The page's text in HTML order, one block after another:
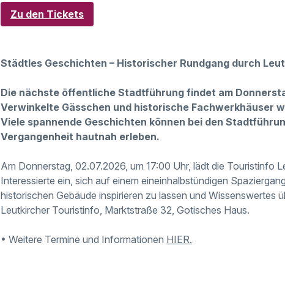
Zu den Tickets
Städtles Geschichten – Historischer Rundgang durch
Die nächste öffentliche Stadtführung findet am
Verwinkelte Gässchen und historische Fachwerkhäuser
Viele spannende Geschichten können bei den
Vergangenheit hautnah erleben.
Am Donnerstag, 02.07.2026, um 17:00 Uhr, lädt die Touristinfo
Interessierte ein, sich auf einem eineinhalbstündigen
historischen Gebäude inspirieren zu lassen und Wissenswertes
Leutkircher Touristinfo, Marktstraße 32, Gotisches Haus.
• Weitere Termine und Informationen HIER.